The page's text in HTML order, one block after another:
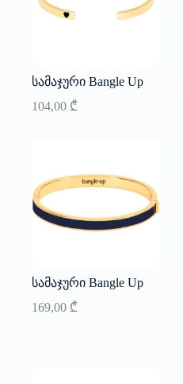
სამაჯური Bangle Up
104,00 ₾
სამაჯური Bangle Up
169,00 ₾